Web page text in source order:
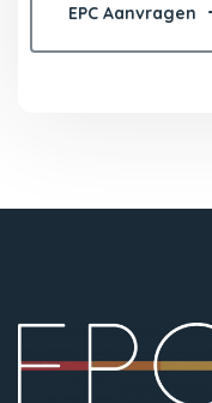
EPC Aanvragen